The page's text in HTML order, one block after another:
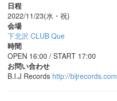
日程
2022/11/23(水・祝)
会場
下北沢 CLUB Que
時間
OPEN 16:00 / START 17:00
お問い合わせ
B.I.J Records http://bijrecords.com